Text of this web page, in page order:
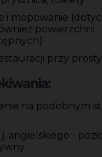
i mopowanie
powierzchni
przy
na podobnym
angielskiego -